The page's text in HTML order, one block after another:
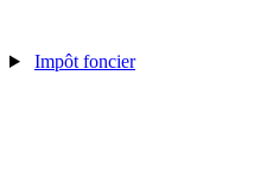
Impôt foncier